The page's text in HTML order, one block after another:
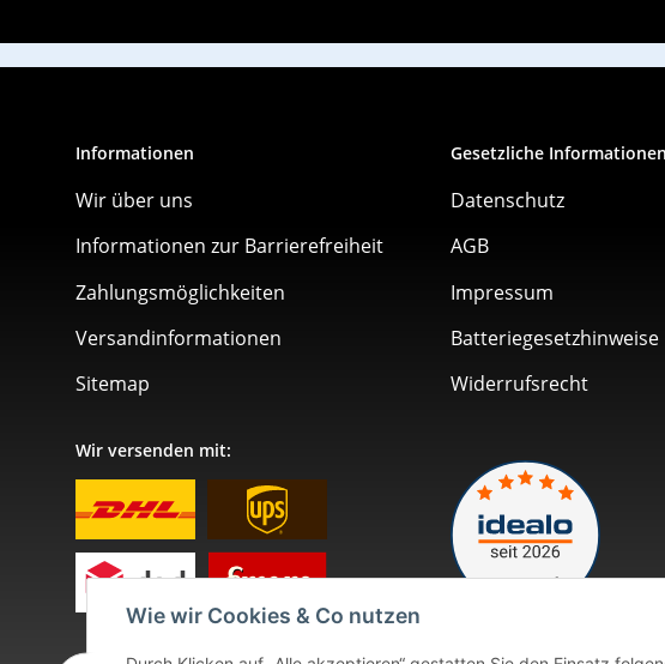
Wie wir Cookies & Co nutzen
Informationen
Wir über uns
Informationen zur Barrierefreiheit
Zahlungsmöglichkeiten
Versandinformationen
Sitemap
Gesetzliche Informationen
Datenschutz
AGB
Impressum
Batteriegesetzhinweise
Widerrufsrecht
Wir versenden mit: